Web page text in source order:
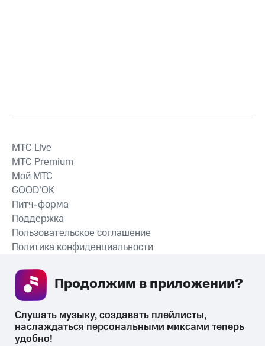
СКАЧАТЬ ПРИЛОЖЕНИЕ
MTС Live
MTС Premium
Мой МТС
GOOD’OK
Питч-форма
Поддержка
Пользовательское соглашение
Политика конфиденциальности
Слушать музыку, создавать плейлисты,
наслаждаться персональными миксами теперь
удобно!